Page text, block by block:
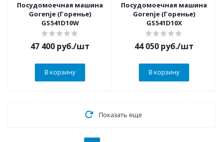
Посудомоечная машина
Gorenje (Горенье)
GS541D10W
47 400 руб./шт
В корзину
Посудомоечная машина
Gorenje (Горенье)
GS541D10X
44 050 руб./шт
В корзину
Показать еще